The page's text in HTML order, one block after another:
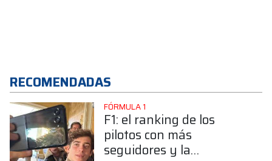
RECOMENDADAS
FÓRMULA 1
F1: el ranking de los
pilotos con más
seguidores y la